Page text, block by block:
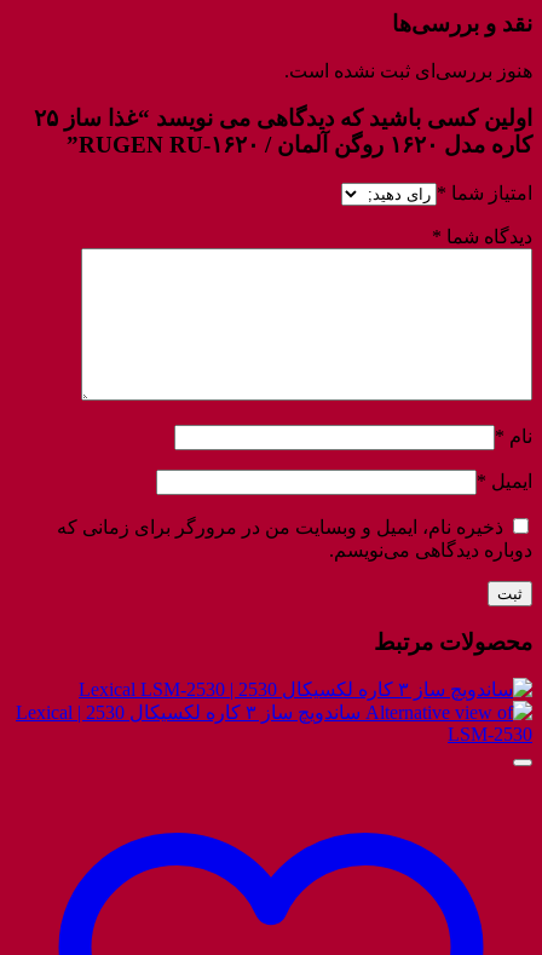
نقد و بررسی‌ها
هنوز بررسی‌ای ثبت نشده است.
اولین کسی باشید که دیدگاهی می نویسد “غذا ساز ۲۵
کاره مدل ۱۶۲۰ روگن آلمان / RUGEN RU-۱۶۲۰”
امتیاز شما *
دیدگاه شما *
نام *
ایمیل *
ذخیره نام، ایمیل و وبسایت من در مرورگر برای زمانی که
دوباره دیدگاهی می‌نویسم.
محصولات مرتبط